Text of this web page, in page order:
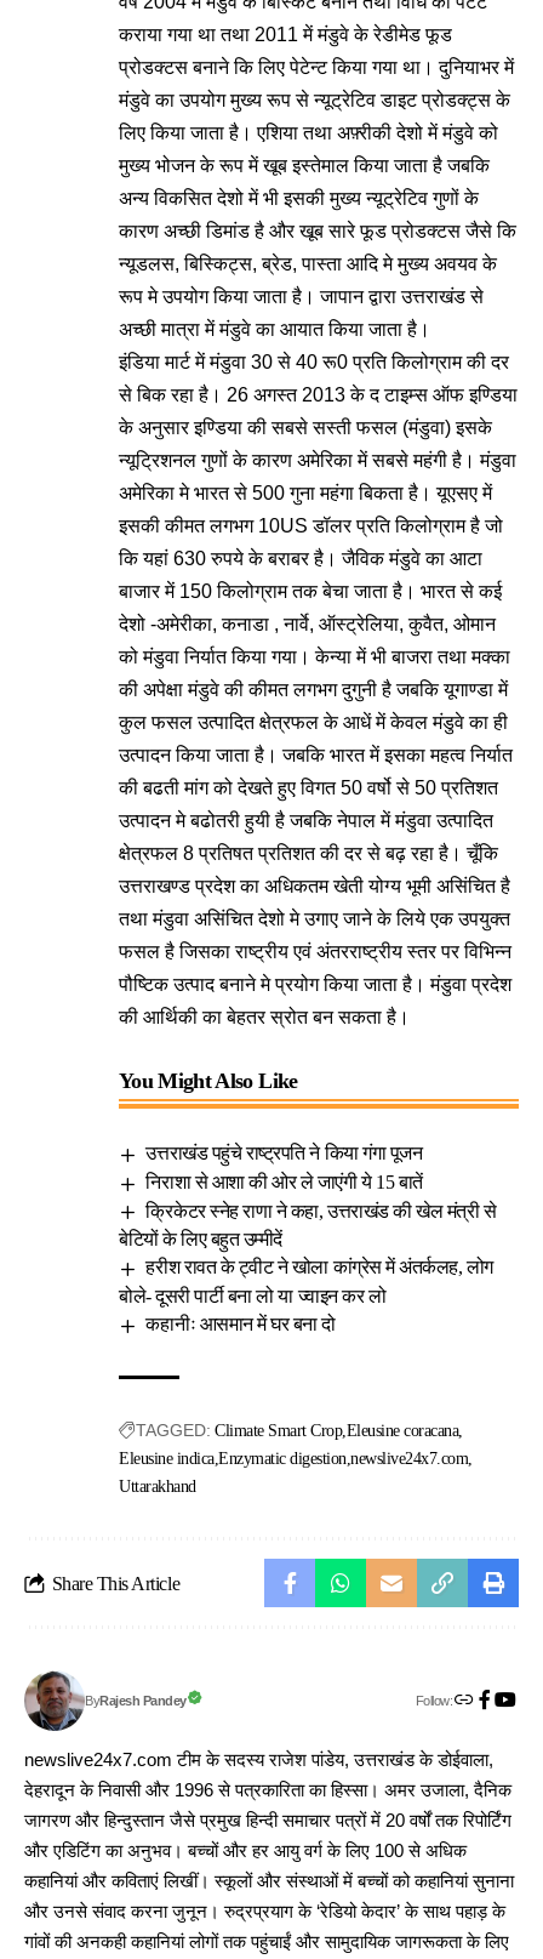
कराया गया था तथा 2011 में मंडुवे के रेडीमेड फूड
प्रोडक्टस बनाने कि लिए पेटेन्ट किया गया था। दुनियाभर में
मंडुवे का उपयोग मुख्य रूप से न्यूट्रेटिव डाइट प्रोडक्ट्स के
लिए किया जाता है। एशिया तथा अफ़्रीकी देशो में मंडुवे को
मुख्य भोजन के रूप में खूब इस्तेमाल किया जाता है जबकि
अन्य विकसित देशो में भी इसकी मुख्य न्यूट्रेटिव गुणों के
कारण अच्छी डिमांड है और खूब सारे फूड प्रोडक्टस जैसे कि
न्यूडलस, बिस्किट्स, ब्रेड, पास्ता आदि मे मुख्य अवयव के
रूप मे उपयोग किया जाता है। जापान द्वारा उत्तराखंड से
अच्छी मात्रा में मंडुवे का आयात किया जाता है।
इंडिया मार्ट में मंडुवा 30 से 40 रू0 प्रति किलोग्राम की दर
से बिक रहा है। 26 अगस्त 2013 के द टाइम्स ऑफ इण्डिया
के अनुसार इण्डिया की सबसे सस्ती फसल (मंडुवा) इसके
न्यूट्रिशनल गुणों के कारण अमेरिका में सबसे महंगी है। मंडुवा
अमेरिका मे भारत से 500 गुना महंगा बिकता है। यूएसए में
इसकी कीमत लगभग 10US डॉलर प्रति किलोग्राम है जो
कि यहां 630 रुपये के बराबर है। जैविक मंडुवे का आटा
बाजार में 150 किलोग्राम तक बेचा जाता है। भारत से कई
देशो -अमेरीका, कनाडा , नार्वे, ऑस्ट्रेलिया, कुवैत, ओमान
को मंडुवा निर्यात किया गया। केन्या में भी बाजरा तथा मक्का
की अपेक्षा मंडुवे की कीमत लगभग दुगुनी है जबकि यूगाण्डा में
कुल फसल उत्पादित क्षेत्रफल के आधें में केवल मंडुवे का ही
उत्पादन किया जाता है। जबकि भारत में इसका महत्व निर्यात
की बढती मांग को देखते हुए विगत 50 वर्षो से 50 प्रतिशत
उत्पादन मे बढोतरी हुयी है जबकि नेपाल में मंडुवा उत्पादित
क्षेत्रफल 8 प्रतिषत प्रतिशत की दर से बढ़ रहा है। चूँकि
उत्तराखण्ड प्रदेश का अधिकतम खेती योग्य भूमी असिंचित है
तथा मंडुवा असिंचित देशो मे उगाए जाने के लिये एक उपयुक्त
फसल है जिसका राष्ट्रीय एवं अंतरराष्ट्रीय स्तर पर विभिन्न
पौष्टिक उत्पाद बनाने मे प्रयोग किया जाता है। मंडुवा प्रदेश
की आर्थिकी का बेहतर स्रोत बन सकता है।
You Might Also Like
उत्तराखंड पहुंचे राष्ट्रपति ने किया गंगा पूजन
निराशा से आशा की ओर ले जाएंगी ये 15 बातें
क्रिकेटर स्नेह राणा ने कहा, उत्तराखंड की खेल मंत्री से
बेटियों के लिए बहुत उम्मीदें
हरीश रावत के ट्वीट ने खोला कांग्रेस में अंतर्कलह, लोग
बोले- दूसरी पार्टी बना लो या ज्वाइन कर लो
कहानीः आसमान में घर बना दो
TAGGED: Climate Smart Crop Eleusine coracana
Eleusine indica Enzymatic digestion newslive24x7.com
Uttarakhand
Share This Article
ByRajesh Pandey Follow:
newslive24x7.com टीम के सदस्य राजेश पांडेय, उत्तराखंड के डोईवाला,
देहरादून के निवासी और 1996 से पत्रकारिता का हिस्सा। अमर उजाला, दैनिक
जागरण और हिन्दुस्तान जैसे प्रमुख हिन्दी समाचार पत्रों में 20 वर्षों तक रिपोर्टिंग
और एडिटिंग का अनुभव। बच्चों और हर आयु वर्ग के लिए 100 से अधिक
कहानियां और कविताएं लिखीं। स्कूलों और संस्थाओं में बच्चों को कहानियां सुनाना
और उनसे संवाद करना जुनून। रुद्रप्रयाग के ‘रेडियो केदार’ के साथ पहाड़ के
गांवों की अनकही कहानियां लोगों तक पहुंचाईं और सामुदायिक जागरूकता के लिए